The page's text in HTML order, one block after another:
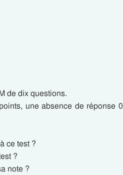
de dix questions.
une absence de réponse 0
ce test ?
?
note ?